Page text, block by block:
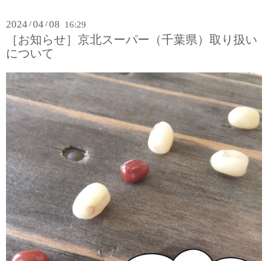
2024 /04 /08 16:29
［お知らせ］京北スーパー（千葉県）取り扱い
について